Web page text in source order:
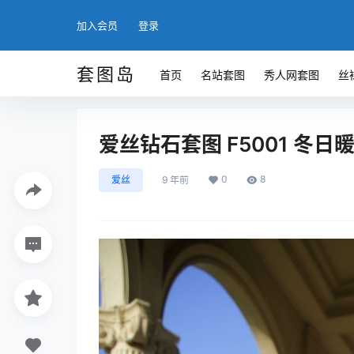
加入会员 登录
套图岛 首页 名站套图 秀人网套图 丝
爱丝钻石套图 F5001 冬日
爱丝 9 年前 0 8